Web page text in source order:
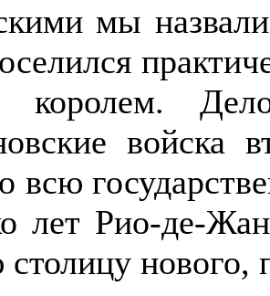
мы
королем.
войска
всю
лет Рио-де-
нового,